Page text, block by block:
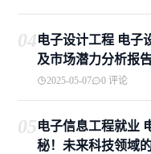
04电子设计工程 电子
及市场潜力分析报
2025-05-07 0 评论
05电子信息工程就业
秘！未来科技领域